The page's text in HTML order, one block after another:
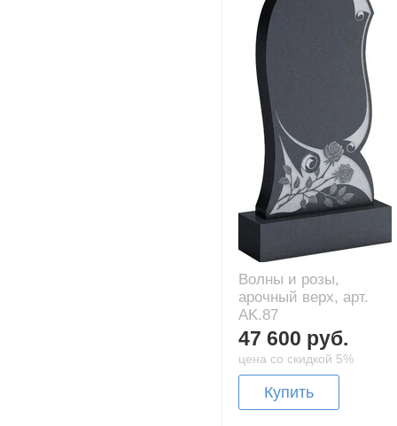
Волны и розы,
арочный верх, арт.
AK.87
47 600 руб.
цена со скидкой 5%
Купить